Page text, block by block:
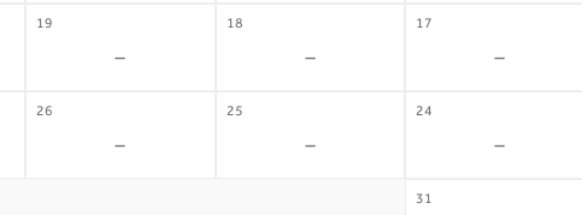
17
-
18
-
19
-
24
-
25
-
26
-
31